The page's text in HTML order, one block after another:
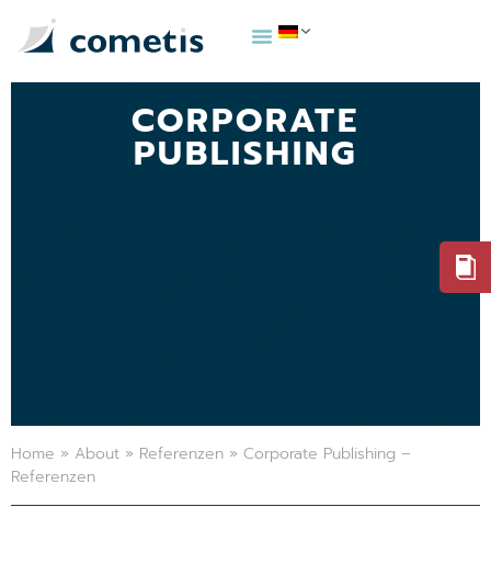
CORPORATE
PUBLISHING
Home » About » Referenzen » Corporate Publishing –
Referenzen